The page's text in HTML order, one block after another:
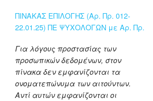
ΠΙΝΑΚΑΣ ΕΠΙΛΟΓΗΣ (Αρ. Πρ. 012-
22.01.25) ΠΕ ΨΥΧΟΛΟΓΩΝ με Αρ. Πρ.
Για λόγους προστασίας των
προσωπικών δεδομένων, στον
πίνακα δεν εμφανίζονται τα
ονοματεπώνυμα των αιτούντων.
Αντί αυτών εμφανίζονται οι